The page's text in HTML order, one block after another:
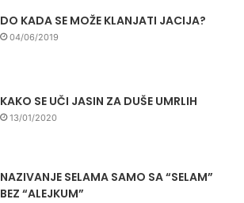
DO KADA SE MOŽE KLANJATI JACIJA?
04/06/2019
KAKO SE UČI JASIN ZA DUŠE UMRLIH
13/01/2020
NAZIVANJE SELAMA SAMO SA “SELAM”
BEZ “ALEJKUM”